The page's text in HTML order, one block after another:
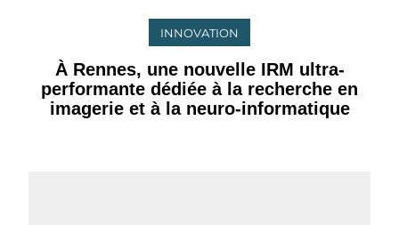
INNOVATION
À Rennes, une nouvelle IRM ultra-
performante dédiée à la recherche en
imagerie et à la neuro-informatique